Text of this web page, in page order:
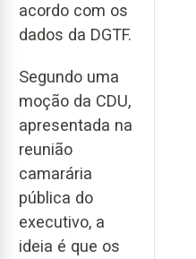
acordo com os
dados da DGTF.
Segundo uma
moção da CDU,
apresentada na
reunião
camarária
pública do
executivo, a
ideia é que os